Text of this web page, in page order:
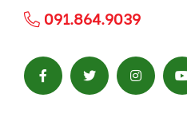
091.864.9039